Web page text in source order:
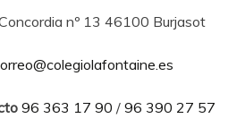
nº 13 46100 Burjasot
96 363 17 90 / 96 390 27 57